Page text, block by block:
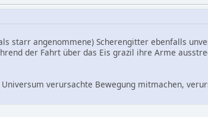
starr angenommene) Scherengitter ebenfalls
der Fahrt über das Eis grazil ihre Arme
verursachte Bewegung mitmachen,